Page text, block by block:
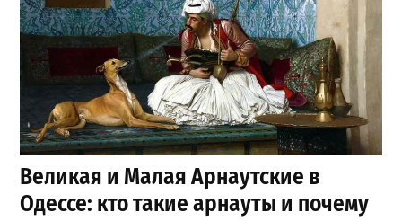
Великая и Малая Арнаутские в
Одессе: кто такие арнауты и почему